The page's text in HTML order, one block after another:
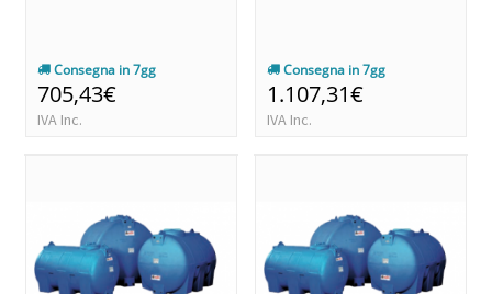
Consegna in 7gg
705,43€
IVA Inc.
Consegna in 7gg
1.107,31€
IVA Inc.